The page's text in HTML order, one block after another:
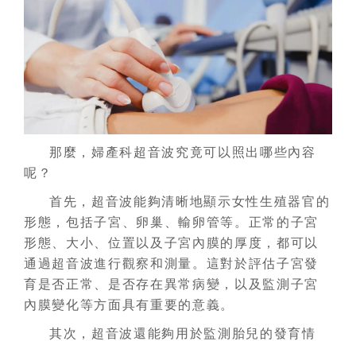
那麼，婦產科超音波究竟可以照出哪些內容
呢？
首先，超音波能夠清晰地顯示女性生殖器官的
形態，包括子宮、卵巢、輸卵管等。正常的子宮
形態、大小、位置以及子宮內膜的厚度，都可以
通過超音波進行觀察和測量。這對於評估子宮發
育是否正常、是否存在異常病變，以及監測子宮
內膜變化等方面具有重要的意義。
其次，超音波還能夠用於監測胎兒的發育情